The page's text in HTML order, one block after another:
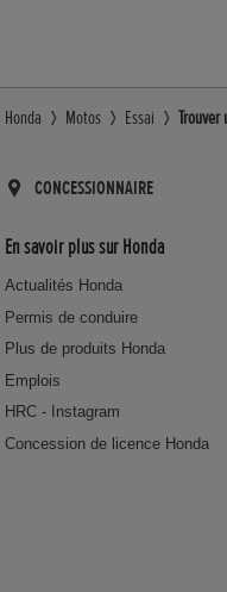
Honda Motos Essai Trouver
CONCESSIONNAIRE
En savoir plus sur Honda
Actualités Honda
Permis de conduire
Plus de produits Honda
Emplois
HRC - Instagram
Concession de licence Honda